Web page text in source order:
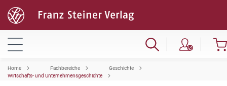
Home Fachbereiche
Geschichte
Wirtschafts- und Unternehmensgeschichte